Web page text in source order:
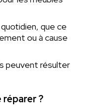
que ce
ou à cause
peuvent résulter
?